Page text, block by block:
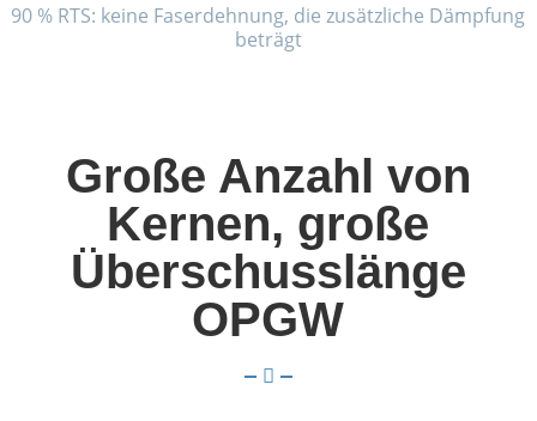
90 % RTS: keine Faserdehnung, die zusätzliche Dämpfung
beträgt
Große Anzahl von
Kernen, große
Überschusslänge
OPGW